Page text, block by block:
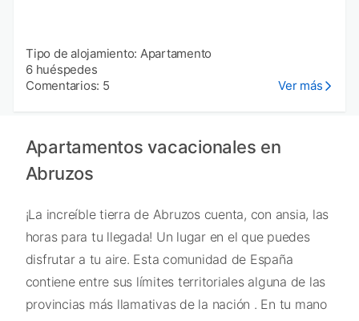
Tipo de alojamiento: Apartamento
6 huéspedes
Comentarios: 5
Ver más
Apartamentos vacacionales en
Abruzos
¡La increíble tierra de Abruzos cuenta, con ansia, las
horas para tu llegada! Un lugar en el que puedes
disfrutar a tu aire. Esta comunidad de España
contiene entre sus límites territoriales alguna de las
provincias más llamativas de la nación . En tu mano